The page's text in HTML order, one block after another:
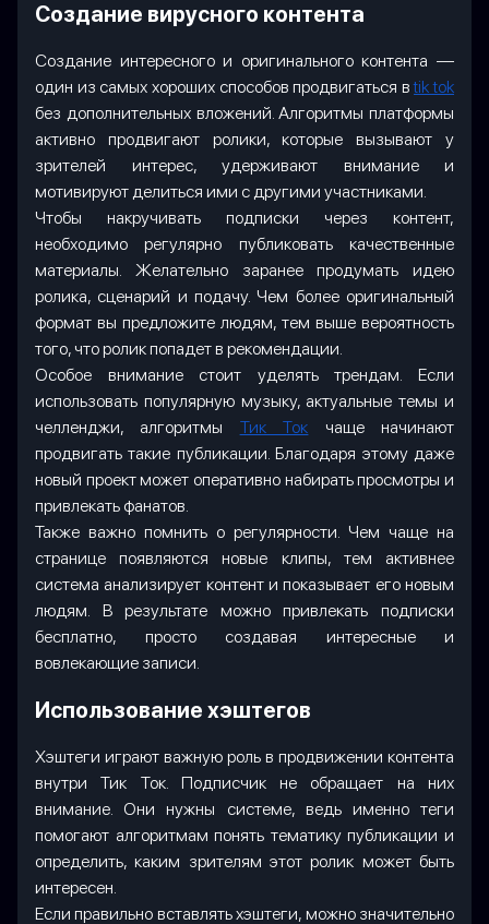
Создание вирусного контента
Создание интересного и оригинального контента —
один из самых хороших способов продвигаться в tik tok
без дополнительных вложений. Алгоритмы платформы
активно продвигают ролики, которые вызывают у
зрителей интерес, удерживают внимание и
мотивируют делиться ими с другими участниками.
Чтобы накручивать подписки через контент,
необходимо регулярно публиковать качественные
материалы. Желательно заранее продумать идею
ролика, сценарий и подачу. Чем более оригинальный
формат вы предложите людям, тем выше вероятность
того, что ролик попадет в рекомендации.
Особое внимание стоит уделять трендам. Если
использовать популярную музыку, актуальные темы и
челленджи, алгоритмы Тик Ток
чаще начинают
продвигать такие публикации. Благодаря этому даже
новый проект может оперативно набирать просмотры и
привлекать фанатов.
Также важно помнить о регулярности. Чем чаще на
странице появляются новые клипы, тем активнее
система анализирует контент и показывает его новым
людям. В результате можно привлекать подписки
бесплатно, просто создавая интересные и
вовлекающие записи.
Использование хэштегов
Хэштеги играют важную роль в продвижении контента
внутри Тик Ток. Подписчик не обращает на них
внимание. Они нужны системе, ведь именно теги
помогают алгоритмам понять тематику публикации и
определить, каким зрителям этот ролик может быть
интересен.
Если правильно вставлять хэштеги, можно значительно